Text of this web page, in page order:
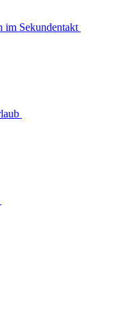
im Sekundentakt